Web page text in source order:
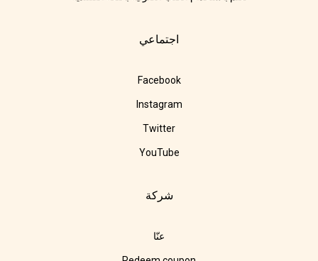
اجتماعي
Facebook
Instagram
Twitter
YouTube
شركة
عنّا